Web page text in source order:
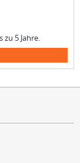
zu 5 Jahre.